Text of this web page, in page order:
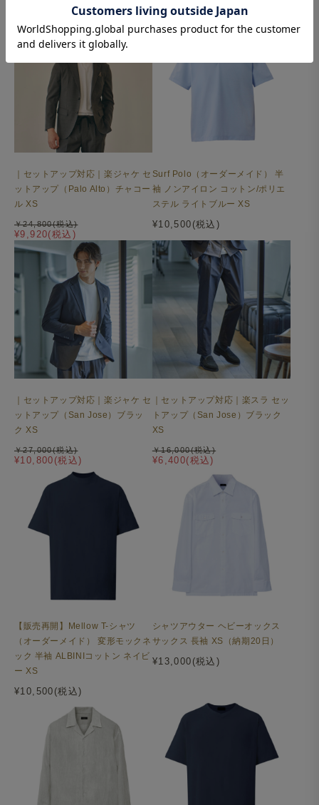
すっきりとした印象のノッチドラペルで、幅広いアイテム
と合わせやすいデザインです。
胸ポケットには、胸の丸みに自然にフィットしエレガント
¥12,800(税込)
｜セットアップ対応｜楽ジャケ セ
ットアップ（Palo Alto）チャコー
ル XS
¥9,920(税込)
￥24,800(税込)
Surf Polo（オーダーメイド） 半
袖 ノンアイロン コットン/ポリエ
ステル ライトブルー XS
¥10,500(税込)
｜セットアップ対応｜楽ジャケ セ
ットアップ（San Jose）ブラッ
ク XS
¥10,800(税込)
￥27,000(税込)
｜セットアップ対応｜楽スラ セッ
トアップ（San Jose）ブラック
XS
¥6,400(税込)
￥16,000(税込)
【販売再開】Mellow T-シャツ
（オーダーメイド） 変形モックネ
ック 半袖 ALBINIコットン ネイビ
ー XS
¥10,500(税込)
シャツアウター ヘビーオックス
サックス 長袖 XS（納期20日）
¥13,000(税込)